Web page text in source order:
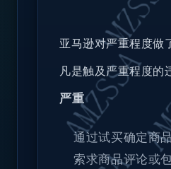
亚马逊对严重程度做
凡是触及严重程度的
严重
通过试买确定商
索求商品评论或